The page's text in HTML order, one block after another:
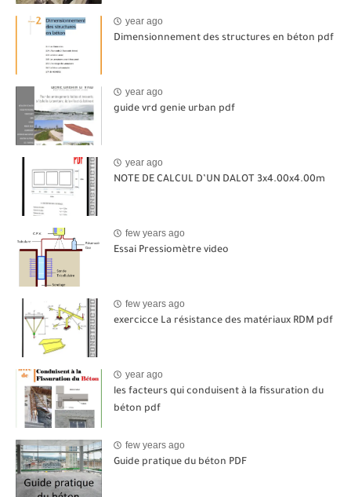
year ago
Dimensionnement des structures en béton pdf
year ago
guide vrd genie urban pdf
year ago
NOTE DE CALCUL D’UN DALOT 3x4.00x4.00m
few years ago
Essai Pressiomètre video
few years ago
exercicce La résistance des matériaux RDM pdf
year ago
les facteurs qui conduisent à la fissuration du
béton pdf
few years ago
Guide pratique du béton PDF